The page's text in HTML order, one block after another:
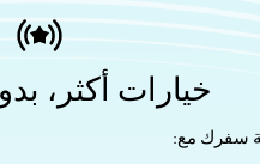
خيارات أكثر،
سفرك مع: